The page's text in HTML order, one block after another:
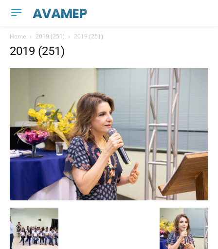
AVAMEP
Home 2019 (251) 2019 (251)
2019 (251)